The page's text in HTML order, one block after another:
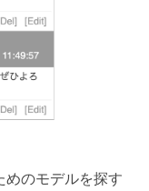
めのモデルを探す